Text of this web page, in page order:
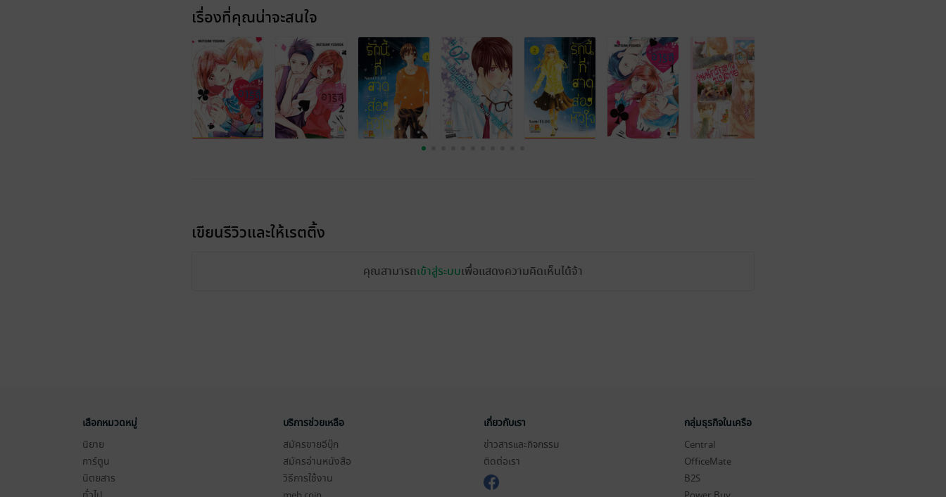
เรื่องที่คุณน่าจะสนใจ
เขียนรีวิวและให้เรตติ้ง
คุณสามารถเข้าสู่ระบบเพื่อแสดงความคิดเห็นได้จ้า
เลือกหมวดหมู่
นิยาย
การ์ตูน
นิตยสาร
บริการช่วยเหลือ
สมัครขายอีบุ๊ก
สมัครอ่านหนังสือ
วิธีการใช้งาน
เกี่ยวกับเรา
ข่าวสารและกิจกรรม
ติดต่อเรา
กลุ่มธุรกิจในเครือ
Central
OfficeMate
B2S